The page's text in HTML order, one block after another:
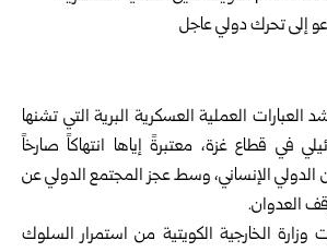
العبارات العملية العسكرية البرية التي تشنها
في قطاع غزة، معتبرةً إياها انتهاكاً صارخاً
الدولي الإنساني، وسط عجز المجتمع الدولي عن
العدوان.
الخارجية الكويتية من استمرار السلوك